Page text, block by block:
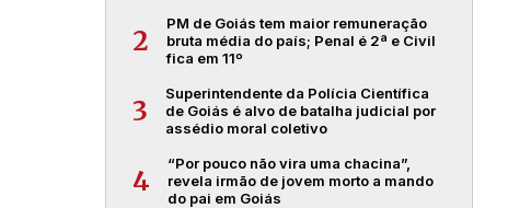
2
PM de Goiás tem maior remuneração
bruta média do país; Penal é 2ª e Civil
fica em 11º
3
Superintendente da Polícia Científica
de Goiás é alvo de batalha judicial por
assédio moral coletivo
4
“Por pouco não vira uma chacina”,
revela irmão de jovem morto a mando
do pai em Goiás